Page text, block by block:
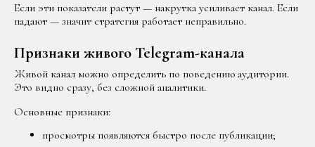
Если эти показатели растут — накрутка усиливает канал. Если
падают — значит стратегия работает неправильно.
Признаки живого Telegram-канала
Живой канал можно определить по поведению аудитории.
Это видно сразу, без сложной аналитики.
Основные признаки:
просмотры появляются быстро после публикации;